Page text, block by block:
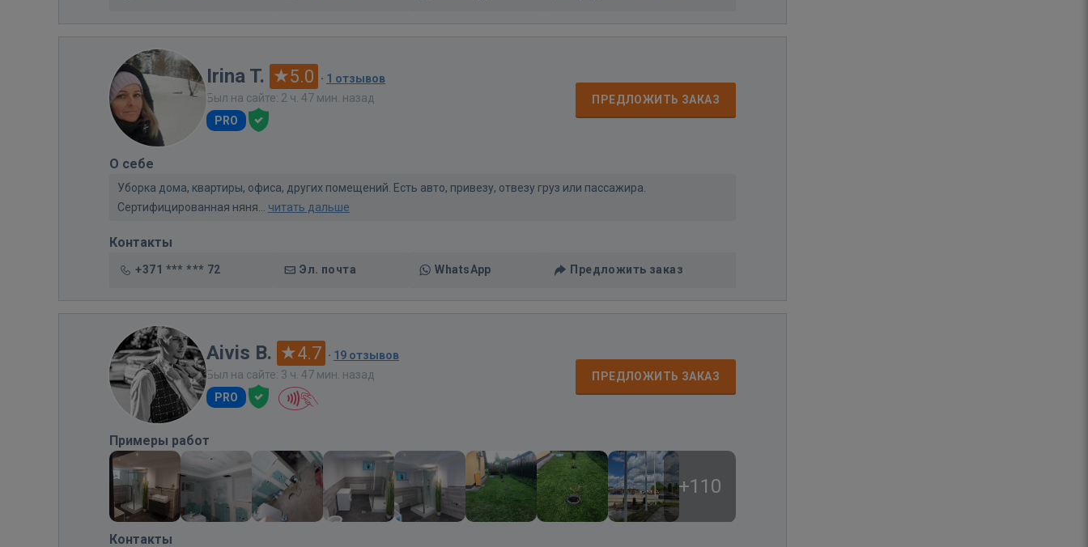
Irina T. 5.0 · 1 отзывов
Был на сайте: 2 ч. 47 мин. назад
PRO
ПРЕДЛОЖИТЬ ЗАКАЗ
О себе
Уборка дома, квартиры, офиса, других помещений. Есть авто, привезу, отвезу груз или пассажира.
Сертифицированная няня... читать дальше
Контакты
+371 *** *** 72 Эл. почта WhatsApp Предложить заказ
Aivis B. 4.7 · 19 отзывов
Был на сайте: 3 ч. 47 мин. назад
PRO
ПРЕДЛОЖИТЬ ЗАКАЗ
Примеры работ
+110
Контакты